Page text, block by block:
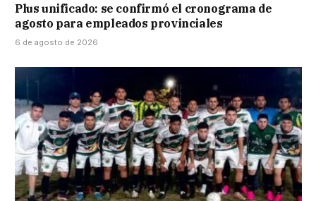
Plus unificado: se confirmó el cronograma de
agosto para empleados provinciales
6 de agosto de 2026